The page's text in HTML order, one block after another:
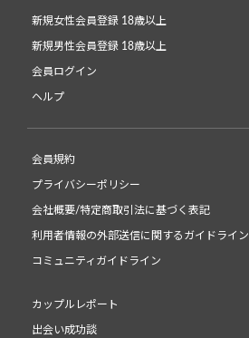
新規女性会員登録 18歳以上
新規男性会員登録 18歳以上
会員ログイン
ヘルプ
会員規約
プライバシーポリシー
会社概要/特定商取引法に基づく表記
利用者情報の外部送信に関するガイドライン
コミュニティガイドライン
カップルレポート
出会い成功談